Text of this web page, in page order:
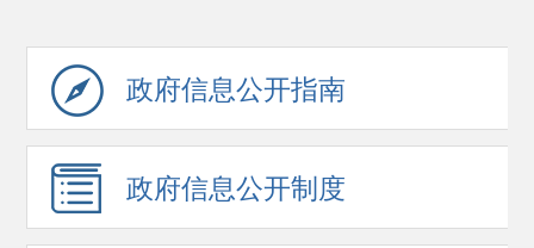
政府信息公开指南
政府信息公开制度